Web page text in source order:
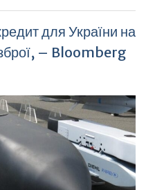
для України на
– Bloomberg